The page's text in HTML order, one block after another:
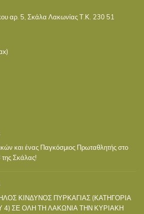
αρ. 5, Σκάλα Λακωνίας Τ.Κ. 230 51
και ένας Παγκόσμιος Πρωταθλητής στο
Σκάλας!
ΚΙΝΔΥΝΟΣ ΠΥΡΚΑΓΙΑΣ (ΚΑΤΗΓΟΡΙΑ
4) ΣΕ ΟΛΗ ΤΗ ΛΑΚΩΝΙΑ ΤΗΝ ΚΥΡΙΑΚΗ